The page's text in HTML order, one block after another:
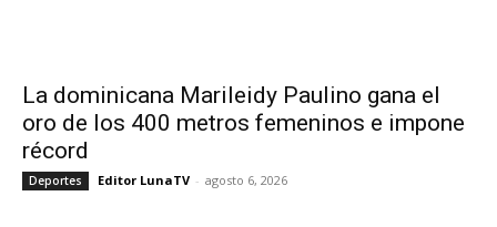
La dominicana Marileidy Paulino gana el
oro de los 400 metros femeninos e impone
récord
Deportes Editor LunaTV - agosto 6, 2026